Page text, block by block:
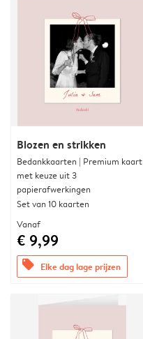
Blozen en strikken
Bedankkaarten | Premium kaart
met keuze uit 3
papierafwerkingen
Set van 10 kaarten
Vanaf
€ 9,99
offers Elke dag lage prijzen